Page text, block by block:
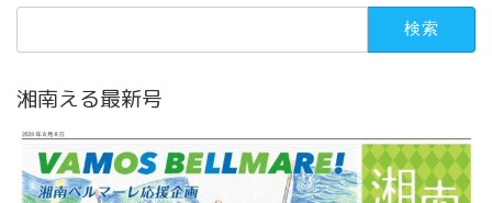
ー
ジ
送
り
検
湘南える最新号